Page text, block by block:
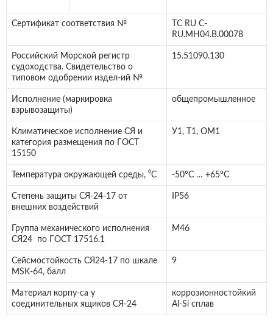
Сертификат соответствия №
ТС RU C-
RU.МН04.В.00078
Российский Морской регистр
судоходства. Свидетельство о
типовом одобрении издел-ий №
15.51090.130
Исполнение (маркировка
взрывозащиты)
общепромышленное
Климатическое исполнение СЯ и
категория размещения по ГОСТ
15150
У1, Т1, ОМ1
Температура окружающей среды, ⁰С -50°С … +65°С
Степень защиты СЯ-24-17 от
внешних воздействий
IP56
Группа механического исполнения
СЯ24 по ГОСТ 17516.1
М46
Сейсмостойкость СЯ24-17 по шкале
MSK-64, балл
9
Материал корпу-са у
соединительных ящиков СЯ-24
коррозионностойкий
Al-Si сплав